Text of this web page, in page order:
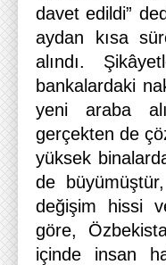
davet edildi”
aydan kısa
alındı.
bankalardaki
yeni araba
gerçekten de
yüksek
de
değişim hissi
göre,
içinde insan